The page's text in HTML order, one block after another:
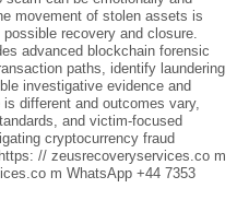
movement of stolen assets is
recovery and closure.
advanced blockchain forensic
paths, identify laundering
investigative evidence and
different and outcomes vary,
and victim-focused
cryptocurrency fraud
// zeusrecoveryservices.co m
m WhatsApp +44 7353